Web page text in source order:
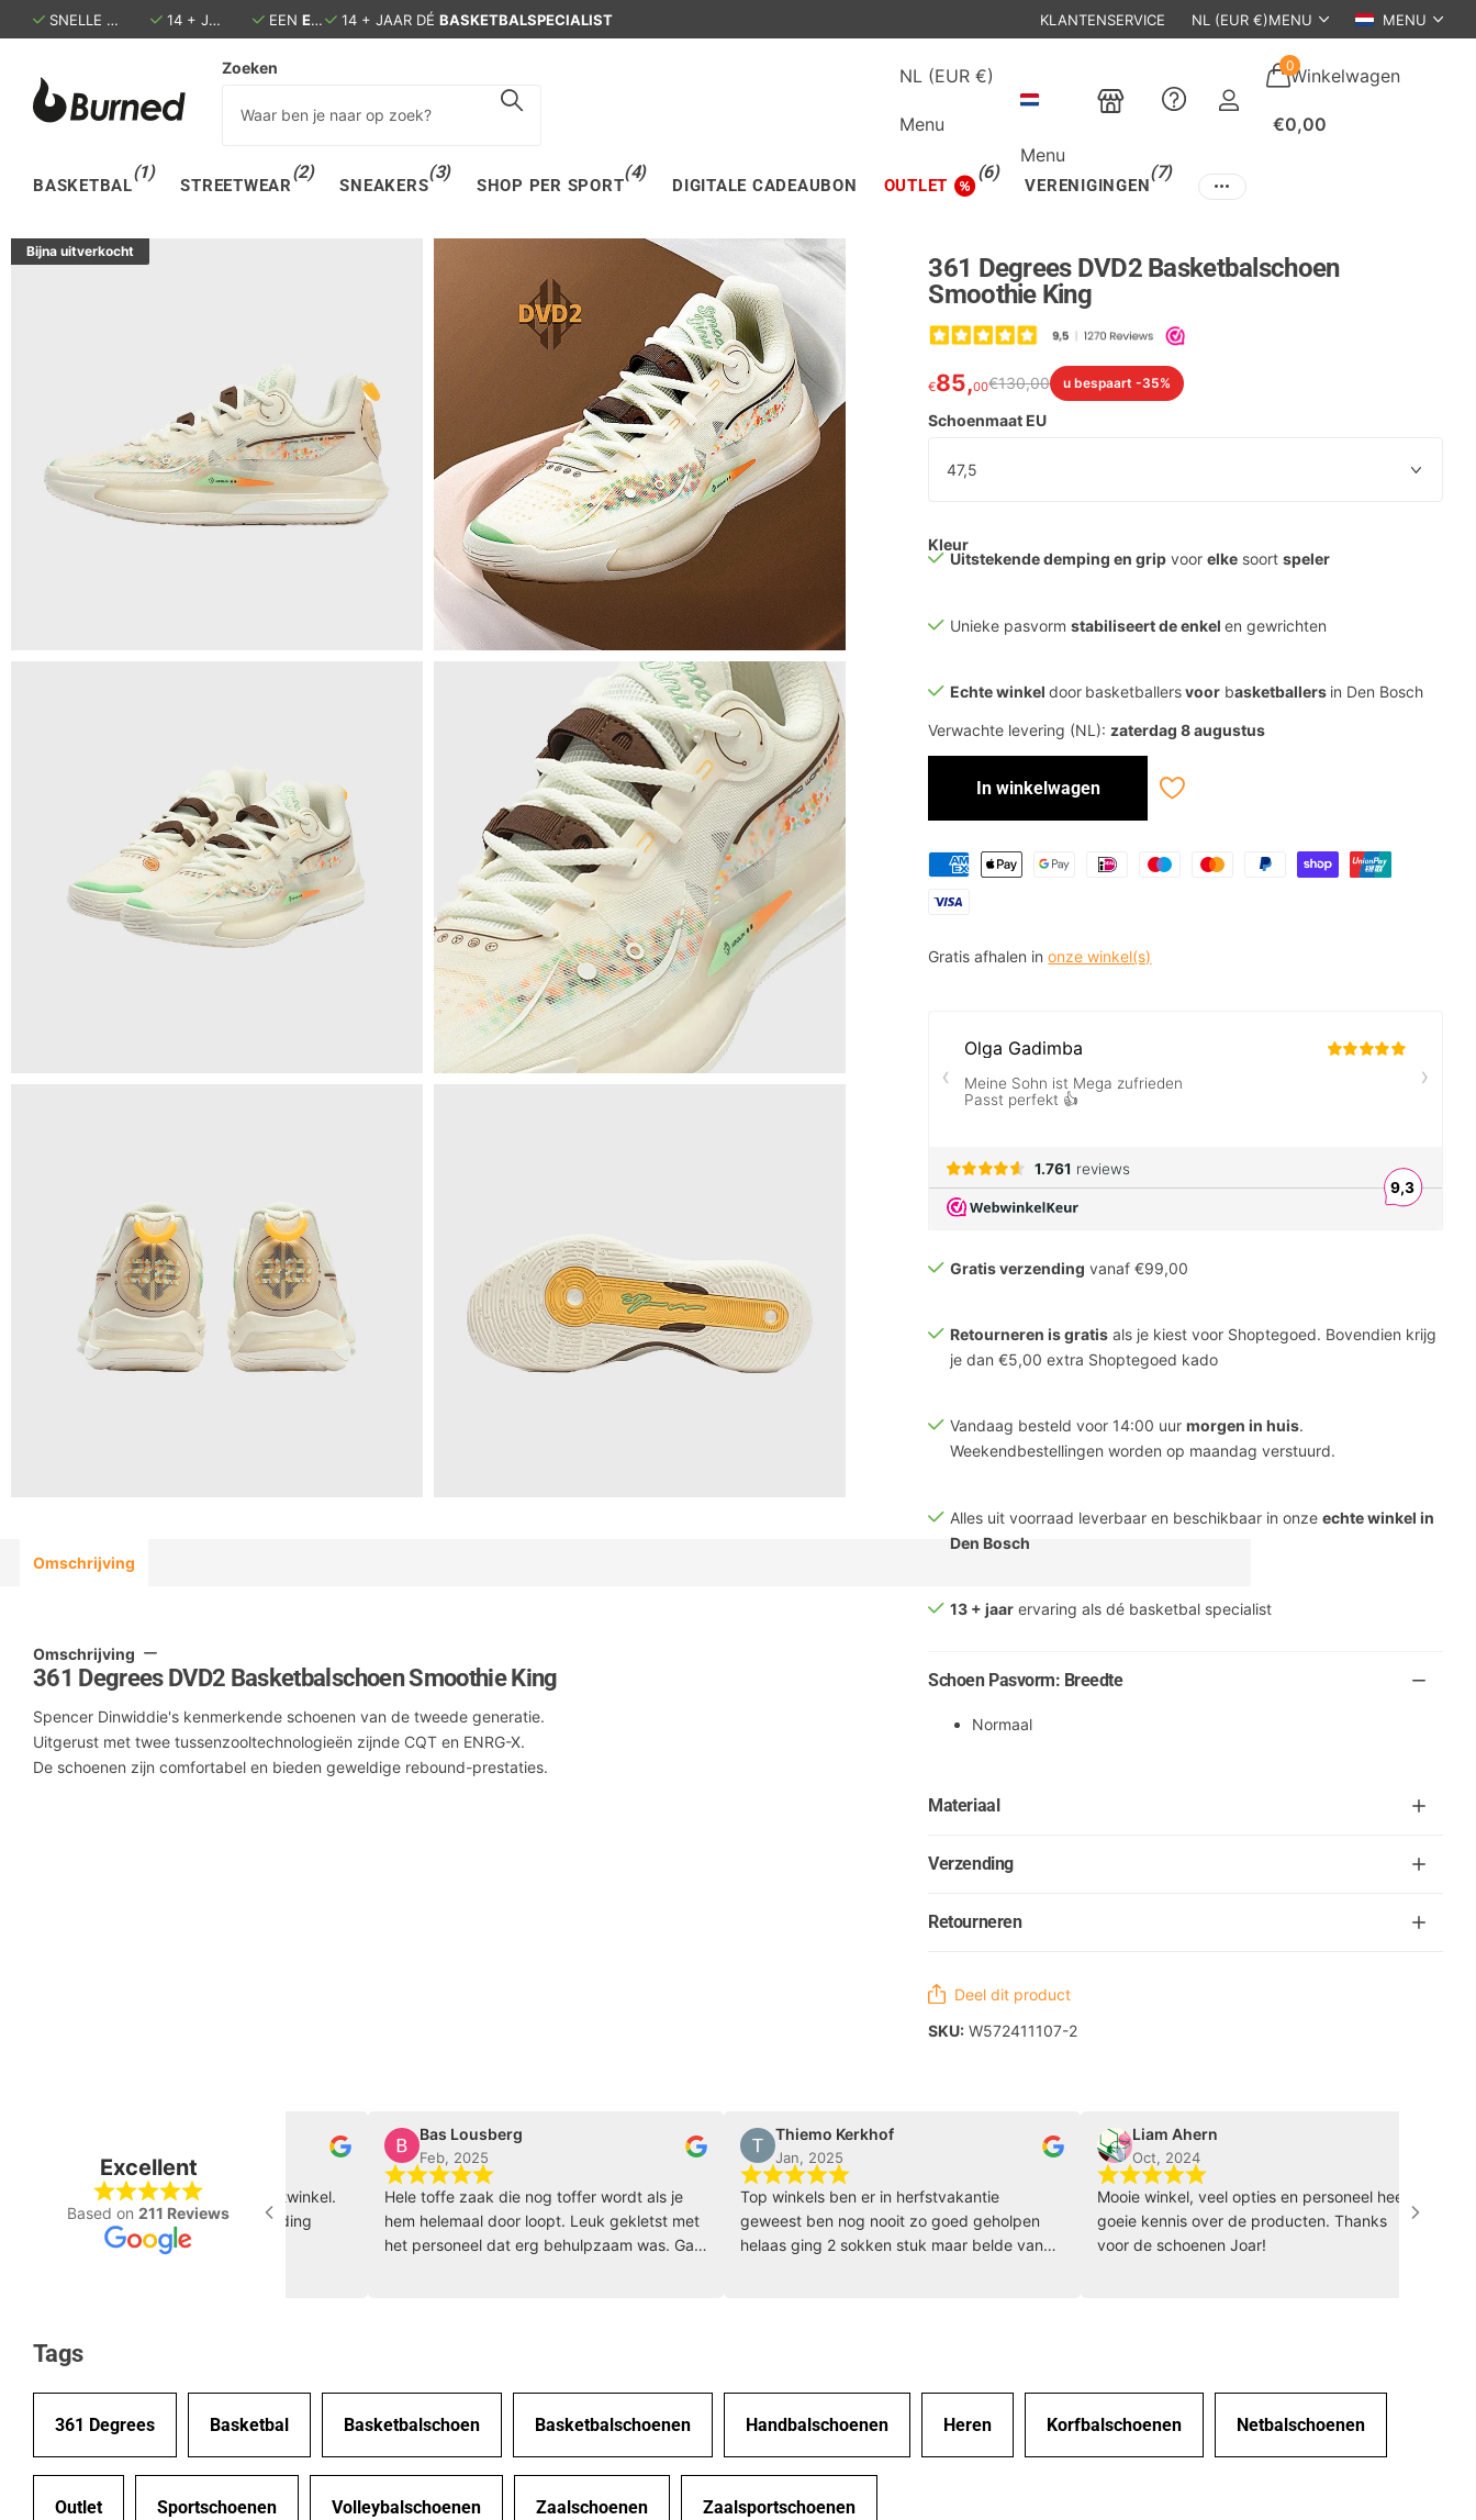
SNELLE LEVERING: BINNEN 1 - 3 DAGEN IN HUIS
14 + JAAR DÉ BASKETBALSPECIALIST
EENECHTE WINKEL IN DEN BOSCH
14 + JAAR DÉ BASKETBALSPECIALIST EENECHTE WINKEL IN DEN BOSCH
KLANTENSERVICE NL (EUR €)MENU MENU
Zoeken NL (EUR €)
Menu
Menu
Winkelwagen
0
€0,00
BASKETBAL
(1)
STREETWEAR
(2)
SNEAKERS
(3)
SHOP PER SPORT
(4)
DIGITALE CADEAUBON OUTLET
(6)
VERENIGINGEN
(7)
Bijna uitverkocht
Omschrijving
Omschrijving
361 Degrees DVD2 Basketbalschoen Smoothie King
Spencer Dinwiddie's kenmerkende schoenen van de tweede generatie.
Uitgerust met twee tussenzooltechnologieën zijnde CQT en ENRG-X.
De schoenen zijn comfortabel en bieden geweldige rebound-prestaties.
361 Degrees DVD2 Basketbalschoen
Smoothie King
€85,00€130,00 u bespaart -35%
Schoenmaat EU
Kleur
Uitstekende demping en grip voorelke soortspeler
Unieke pasvormstabiliseert de enkelen gewrichten
Echte winkeldoor basketballersvoor basketballers in Den Bosch
Verwachte levering (NL): zaterdag 8 augustus
In winkelwagen
Gratis afhalen inonze winkel(s)
Gratis verzending vanaf €99,00
Retourneren is gratis als je kiest voor Shoptegoed. Bovendien krijg
je dan €5,00 extra Shoptegoed kado
Vandaag besteld voor 14:00 uurmorgen in huis.
Weekendbestellingen worden op maandag verstuurd.
Alles uit voorraad leverbaar en beschikbaar in onzeechte winkel in
Den Bosch
13 + jaar ervaring als dé basketbal specialist
Schoen Pasvorm: Breedte
Normaal
Materiaal
Verzending
Retourneren
Deel dit product
SKU: W572411107-2
Excellent
Based on 211 Reviews
gespecialiseerde sportwinkel.
keren schoenen en kleding
online als in de winkel.
Bas Lousberg
Feb, 2025
Hele toffe zaak die nog toffer wordt als je
hem helemaal door loopt. Leuk gekletst met
het personeel dat erg behulpzaam was. Ga
Thiemo Kerkhof
Jan, 2025
Top winkels ben er in herfstvakantie
geweest ben nog nooit zo goed geholpen
helaas ging 2 sokken stuk maar belde van
Liam Ahern
Oct, 2024
Mooie winkel, veel opties en personeel heeft
goeie kennis over de producten. Thanks
voor de schoenen Joar!
Wat een
idee om
Tags
361 Degrees Basketbal Basketbalschoen Basketbalschoenen Handbalschoenen Heren Korfbalschoenen Netbalschoenen
Outlet Sportschoenen Volleybalschoenen Zaalschoenen Zaalsportschoenen